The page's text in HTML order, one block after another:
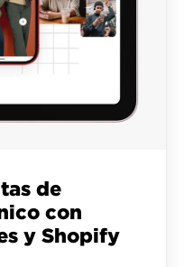
de
con
y Shopify